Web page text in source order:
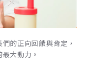
的正向回饋與肯定，
大動力。